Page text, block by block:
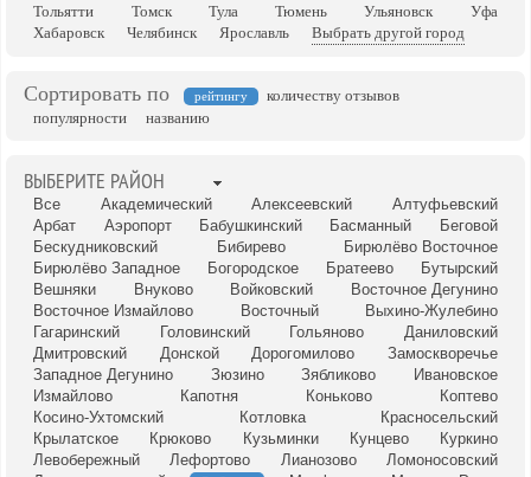
Тольятти
Томск Тула Тюмень Ульяновск
Уфа
Хабаровск
Челябинск Ярославль Выбрать другой город
Сортировать по рейтингу
количеству отзывов
популярности
названию
ВЫБЕРИТЕ РАЙОН
Все Академический Алексеевский
Алтуфьевский
Арбат
Аэропорт Бабушкинский Басманный
Беговой
Бескудниковский
Бибирево
Бирюлёво Восточное
Бирюлёво Западное
Богородское Братеево
Бутырский
Вешняки
Внуково Войковский
Восточное Дегунино
Восточное Измайлово
Восточный
Выхино-Жулебино
Гагаринский
Головинский Гольяново
Даниловский
Дмитровский
Донской Дорогомилово
Замоскворечье
Западное Дегунино
Зюзино Зябликово
Ивановское
Измайлово
Капотня Коньково
Коптево
Косино-Ухтомский
Котловка
Красносельский
Крылатское
Крюково Кузьминки Кунцево
Куркино
Левобережный
Лефортово Лианозово
Ломоносовский